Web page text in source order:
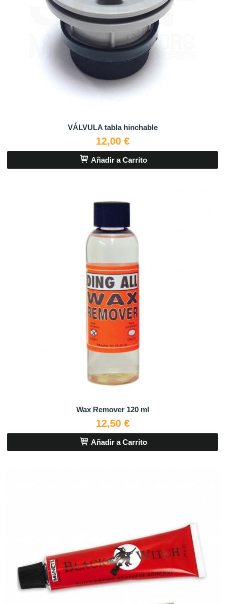
VÁLVULA tabla hinchable
12,00 €
Añadir a Carrito
Wax Remover 120 ml
12,50 €
Añadir a Carrito